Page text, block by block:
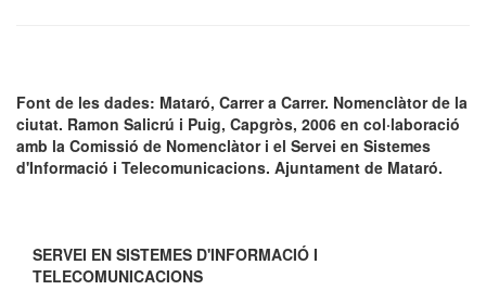
Font de les dades: Mataró, Carrer a Carrer. Nomenclàtor de la
ciutat. Ramon Salicrú i Puig, Capgròs, 2006 en col·laboració
amb la Comissió de Nomenclàtor i el Servei en Sistemes
d'Informació i Telecomunicacions. Ajuntament de Mataró.
SERVEI EN SISTEMES D'INFORMACIÓ I
TELECOMUNICACIONS